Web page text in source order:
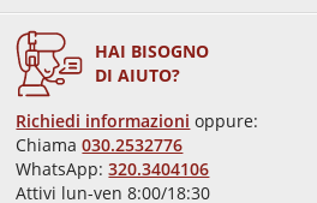
HAI BISOGNO
DI AIUTO?
Richiedi informazioni oppure:
Chiama030.2532776
WhatsApp:320.3404106
Attivi lun-ven 8:00/18:30